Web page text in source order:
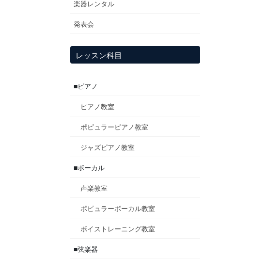
楽器レンタル
発表会
レッスン科目
■ピアノ
ピアノ教室
ポピュラーピアノ教室
ジャズピアノ教室
■ボーカル
声楽教室
ポピュラーボーカル教室
ボイストレーニング教室
■弦楽器